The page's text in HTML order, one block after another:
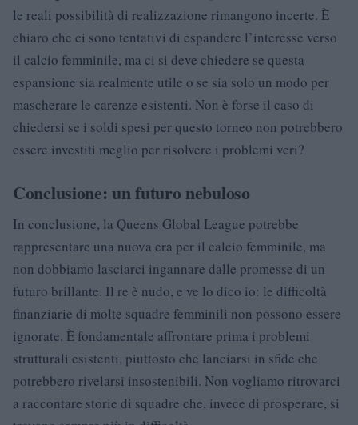
le reali possibilità di realizzazione rimangono incerte. È
chiaro che ci sono tentativi di espandere l’interesse verso
il calcio femminile, ma ci si deve chiedere se questa
espansione sia realmente utile o se sia solo un modo per
mascherare le carenze esistenti. Non è forse il caso di
chiedersi se i soldi spesi per questo torneo non potrebbero
essere investiti meglio per risolvere i problemi veri?
Conclusione: un futuro nebuloso
In conclusione, la Queens Global League potrebbe
rappresentare una nuova era per il calcio femminile, ma
non dobbiamo lasciarci ingannare dalle promesse di un
futuro brillante. Il re è nudo, e ve lo dico io: le difficoltà
finanziarie di molte squadre femminili non possono essere
ignorate. È fondamentale affrontare prima i problemi
strutturali esistenti, piuttosto che lanciarsi in sfide che
potrebbero rivelarsi insostenibili. Non vogliamo ritrovarci
a raccontare storie di squadre che, invece di prosperare, si